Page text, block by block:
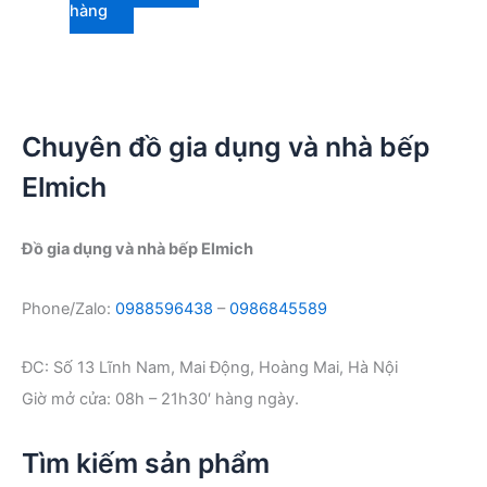
2.050.000 ₫.
hàng
Chuyên đồ gia dụng và nhà bếp
Elmich
Đồ gia dụng và nhà bếp Elmich
Phone/Zalo: 0988596438 –0986845589
ĐC: Số 13 Lĩnh Nam, Mai Động, Hoàng Mai, Hà Nội
Giờ mở cửa: 08h – 21h30′ hàng ngày.
Tìm kiếm sản phẩm